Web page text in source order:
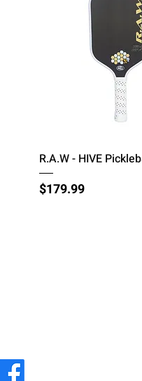
त्वरित दृश्य
R.A.W - HIVE
मूल्य
$179.99